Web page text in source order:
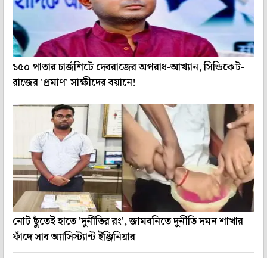
১৫০ পাতার চার্জশিটে দেবরাজের অপরাধ-আখ্যান, সিন্ডিকেট-
রাজের 'প্রমাণ' সাক্ষীদের বয়ানে!
নোট ছুঁতেই হাতে 'দুর্নীতির রং', জামবনিতে দুর্নীতি দমন শাখার
ফাঁদে সাব অ্যাসিস্ট্যান্ট ইঞ্জিনিয়ার